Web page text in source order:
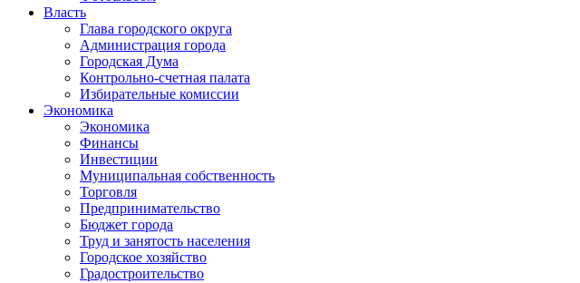
Власть
Глава городского округа
Администрация города
Городская Дума
Контрольно-счетная палата
Избирательные комиссии
Экономика
Экономика
Финансы
Инвестиции
Муниципальная собственность
Торговля
Предпринимательство
Бюджет города
Труд и занятость населения
Городское хозяйство
Градостроительство